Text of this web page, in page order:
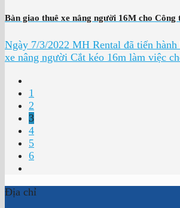
Bàn giao thuê xe nâng người 16M cho Công
Ngày 7/3/2022 MH Rental đã tiến hành
xe nâng người Cắt kéo 16m làm việc
1
2
3
4
5
6
Địa chỉ